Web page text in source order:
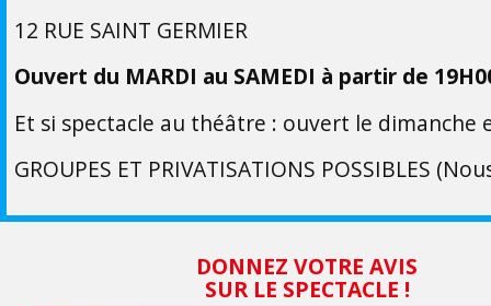
12 RUE SAINT GERMIER
Ouvert du MARDI au SAMEDI à partir de
Et si spectacle au théâtre : ouvert le dimanche
GROUPES ET PRIVATISATIONS POSSIBLES
DONNEZ VOTRE AVIS
SUR LE SPECTACLE !